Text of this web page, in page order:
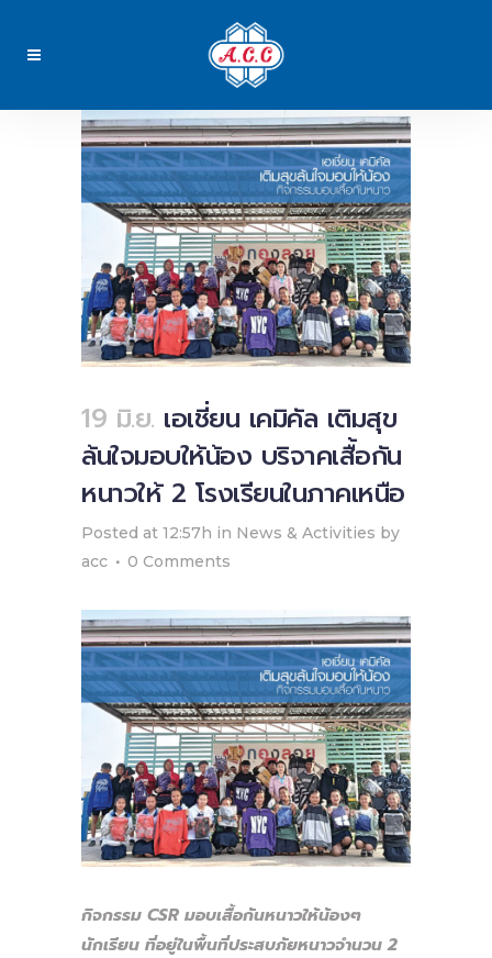
19 มิ.ย. เอเชี่ยน เคมิคัล เติมสุข
ล้นใจมอบให้น้อง บริจาคเสื้อกัน
หนาวให้ 2 โรงเรียนในภาคเหนือ
Posted at 12:57h in News & Activities by
acc
0 Comments
กิจกรรม CSR มอบเสื้อกันหนาวให้น้องๆ
นักเรียน ที่อยู่ในพื้นที่ประสบภัยหนาวจำนวน 2